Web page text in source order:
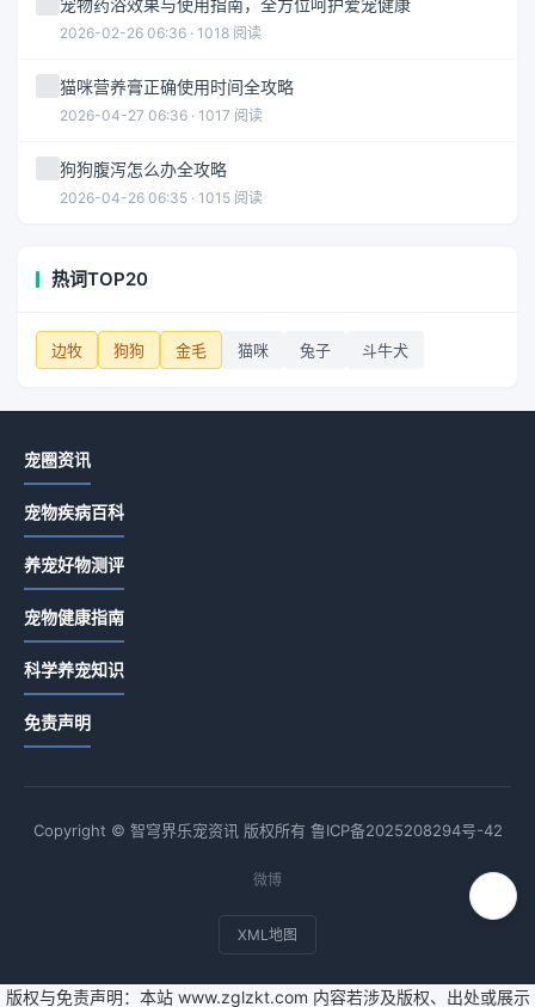
宠物药浴效果与使用指南，全方位呵护爱宠健康
2026-02-26 06:36 · 1018 阅读
猫咪营养膏正确使用时间全攻略
2026-04-27 06:36 · 1017 阅读
狗狗腹泻怎么办全攻略
2026-04-26 06:35 · 1015 阅读
热词TOP20
边牧 狗狗 金毛 猫咪 兔子 斗牛犬
宠圈资讯
宠物疾病百科
养宠好物测评
宠物健康指南
科学养宠知识
免责声明
Copyright © 智穹界乐宠资讯 版权所有 鲁ICP备2025208294号-42
微博
XML地图
版权与免责声明：本站 www.zglzkt.com 内容若涉及版权、出处或展示